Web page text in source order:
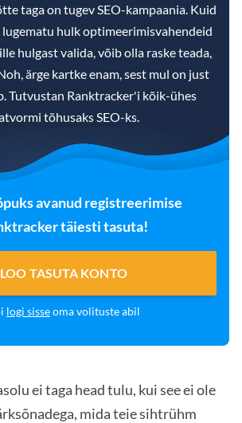
taga on tugev SEO-kampaania. Kuid
lugematu hulk optimeerimisvahendeid
hulgast valida, võib olla raske teada,
ärge kartke enam, sest mul on just
Tutvustan Ranktracker'i kõik-ühes
tõhusaks SEO-ks.
avanud registreerimise
täiesti tasuta!
LOO TASUTA KONTO
logi sisseoma volituste abil
ei taga head tulu, kui see ei ole
mida teie sihtrühm